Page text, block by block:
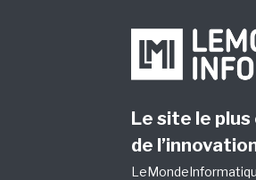
Le site le
de